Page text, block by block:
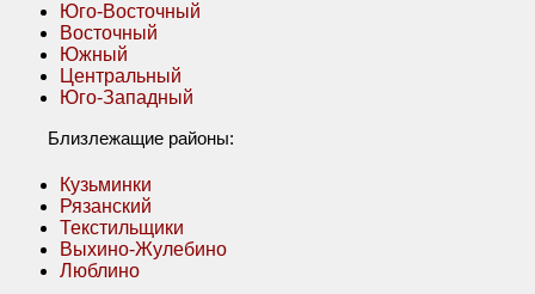
Юго-Восточный
Восточный
Южный
Центральный
Юго-Западный
Близлежащие районы:
Кузьминки
Рязанский
Текстильщики
Выхино-Жулебино
Люблино